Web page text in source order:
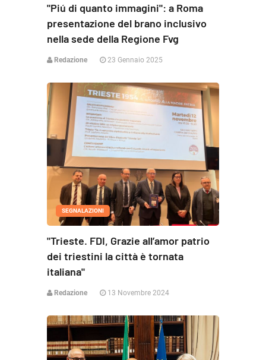
"Piú di quanto immagini": a Roma
presentazione del brano inclusivo
nella sede della Regione Fvg
Redazione 23 Gennaio 2025
SEGNALAZIONI
"Trieste. FDI, Grazie all’amor patrio
dei triestini la città è tornata
italiana"
Redazione 13 Novembre 2024